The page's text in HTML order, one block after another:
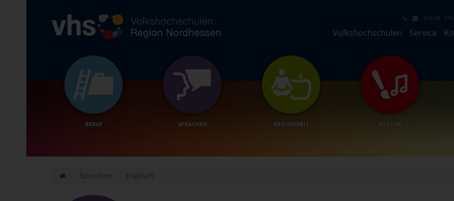
SUCHE
Volkshochschulen Service
BERUF SPRACHEN GESUNDHEIT KULTUR
Sprachen Englisch